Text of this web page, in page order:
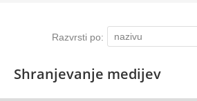
Shranjevanje medijev